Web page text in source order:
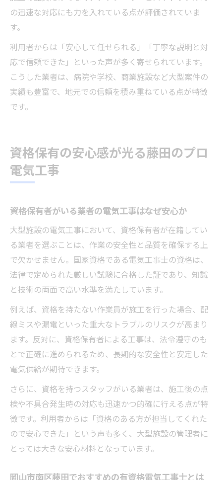
の迅速な対応にも力を入れている点が評価されていま
す。
利用者からは「安心して任せられる」「丁寧な説明と対
応で信頼できた」といった声が多く寄せられています。
こうした業者は、病院や学校、商業施設など大型案件の
実績も豊富で、地元での信頼を積み重ねている点が特徴
です。
資格保有の安心感が光る藤田のプロ
電気工事
資格保有者がいる業者の電気工事はなぜ安心か
大型施設の電気工事において、資格保有者が在籍してい
る業者を選ぶことは、作業の安全性と品質を確保する上
で欠かせません。国家資格である電気工事士の資格は、
法律で定められた厳しい試験に合格した証であり、知識
と技術の両面で高い水準を満たしています。
例えば、資格を持たない作業員が施工を行った場合、配
線ミスや漏電といった重大なトラブルのリスクが高まり
ます。反対に、資格保有者による工事は、法令遵守のも
とで正確に進められるため、長期的な安全性と安定した
電気供給が期待できます。
さらに、資格を持つスタッフがいる業者は、施工後の点
検や不具合発生時の対応も迅速かつ的確に行える点が特
徴です。利用者からは「資格のある方が担当してくれた
ので安心できた」という声も多く、大型施設の管理者に
とっては大きな安心材料となっています。
岡山市南区藤田でおすすめの有資格電気工事士とは